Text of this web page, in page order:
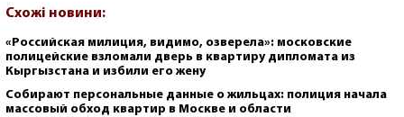
Схожі новини:
«Российская милиция, видимо, озверела»: московские
полицейские взломали дверь в квартиру дипломата из
Кыргызстана и избили его жену
Собирают персональные данные о жильцах: полиция начала
массовый обход квартир в Москве и области